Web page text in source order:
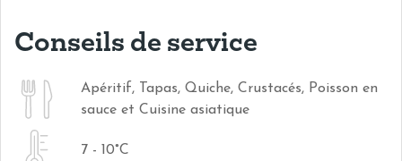
Conseils de service
Apéritif, Tapas, Quiche, Crustacés, Poisson en
sauce et Cuisine asiatique
7 - 10°C